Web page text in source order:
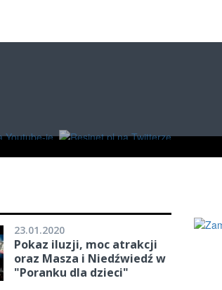
23.01.2020
Pokaz iluzji, moc atrakcji
oraz Masza i Niedźwiedź w
"Poranku dla dzieci"